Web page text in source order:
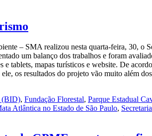
– SMA realizou nesta quarta-feira, 30, o
um balanço dos trabalhos e foram
tablets, mapas turísticos e website. De
os resultados do projeto vão muito além
(BID), Fundação Florestal, Parque Estadual
Atlântica no Estado de São Paulo,